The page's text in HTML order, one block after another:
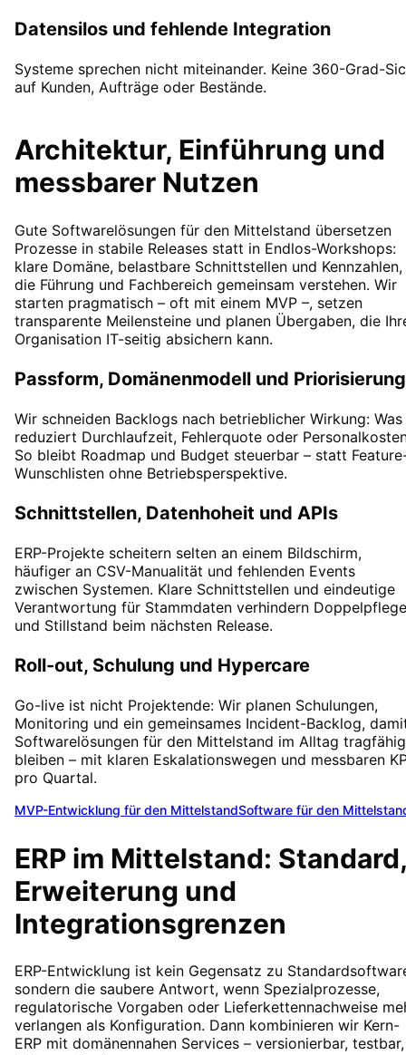
Datensilos und fehlende Integration
Systeme sprechen nicht miteinander. Keine 360-Grad-
auf Kunden, Aufträge oder Bestände.
Architektur, Einführung und
messbarer Nutzen
Gute Softwarelösungen für den Mittelstand übersetzen
Prozesse in stabile Releases statt in Endlos-Workshops:
klare Domäne, belastbare Schnittstellen und Kennzahlen,
die Führung und Fachbereich gemeinsam verstehen. Wir
starten pragmatisch – oft mit einem MVP –, setzen
transparente Meilensteine und planen Übergaben, die
Organisation IT-seitig absichern kann.
Passform, Domänenmodell und Priorisierung
Wir schneiden Backlogs nach betrieblicher Wirkung: Was
reduziert Durchlaufzeit, Fehlerquote oder
So bleibt Roadmap und Budget steuerbar – statt
Wunschlisten ohne Betriebsperspektive.
Schnittstellen, Datenhoheit und APIs
ERP-Projekte scheitern selten an einem Bildschirm,
häufiger an CSV-Manualität und fehlenden Events
zwischen Systemen. Klare Schnittstellen und eindeutige
Verantwortung für Stammdaten verhindern Doppelpflege
und Stillstand beim nächsten Release.
Roll-out, Schulung und Hypercare
Go-live ist nicht Projektende: Wir planen Schulungen,
Monitoring und ein gemeinsames Incident-Backlog,
Softwarelösungen für den Mittelstand im Alltag tragfähig
bleiben – mit klaren Eskalationswegen und messbaren
pro Quartal.
MVP-Entwicklung für den MittelstandSoftware für den
ERP im Mittelstand: Standard,
Erweiterung und
Integrationsgrenzen
ERP-Entwicklung ist kein Gegensatz zu
sondern die saubere Antwort, wenn Spezialprozesse,
regulatorische Vorgaben oder Lieferkettennachweise
verlangen als Konfiguration. Dann kombinieren wir Kern-
ERP mit domänennahen Services – versionierbar, testbar,